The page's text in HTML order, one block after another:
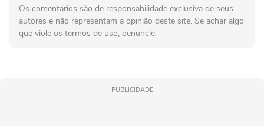
Os comentários são de responsabilidade exclusiva de seus
autores e não representam a opinião deste site. Se achar algo
que viole os termos de uso, denuncie.
PUBLICIDADE